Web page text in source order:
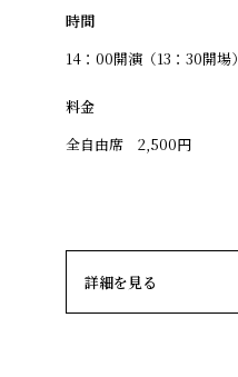
時間
14：00開演（13：30開場）
料金
全自由席 2,500円
詳細を見る